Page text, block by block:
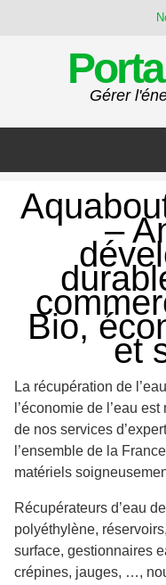
Gérer
–
Bio,
et
La récupération de
l’économie de l’eau
de nos services
l’ensemble de la
matériels
Récupérateurs d’eau
polyéthylène,
surface, gestionnaires
crépines, jauges, …,